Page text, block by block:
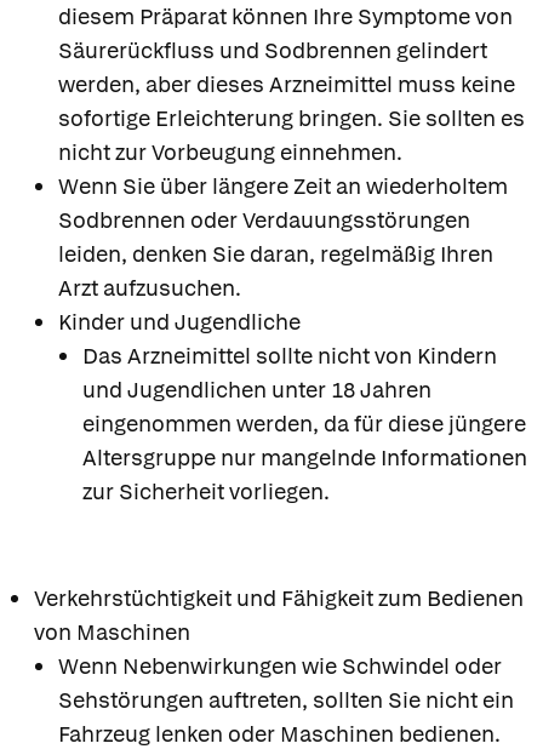
diesem Präparat können Ihre Symptome von
Säurerückfluss und Sodbrennen gelindert
werden, aber dieses Arzneimittel muss keine
sofortige Erleichterung bringen. Sie sollten es
nicht zur Vorbeugung einnehmen.
Wenn Sie über längere Zeit an wiederholtem
Sodbrennen oder Verdauungsstörungen
leiden, denken Sie daran, regelmäßig Ihren
Arzt aufzusuchen.
Kinder und Jugendliche
Das Arzneimittel sollte nicht von Kindern
und Jugendlichen unter 18 Jahren
eingenommen werden, da für diese jüngere
Altersgruppe nur mangelnde Informationen
zur Sicherheit vorliegen.
Verkehrstüchtigkeit und Fähigkeit zum Bedienen
von Maschinen
Wenn Nebenwirkungen wie Schwindel oder
Sehstörungen auftreten, sollten Sie nicht ein
Fahrzeug lenken oder Maschinen bedienen.